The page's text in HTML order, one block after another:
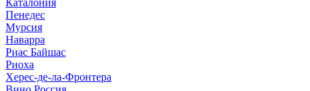
Пенедес
Мурсия
Наварра
Риас Байшас
Риоха
Херес-де-ла-Фронтера